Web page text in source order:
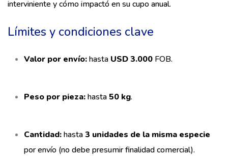
interviniente y cómo impactó en su cupo anual.
Límites y condiciones clave
Valor por envío:hasta USD 3.000 FOB.
Peso por pieza:hasta50 kg.
Cantidad:hasta3 unidades de la misma especie
por envío (no debe presumir finalidad comercial).